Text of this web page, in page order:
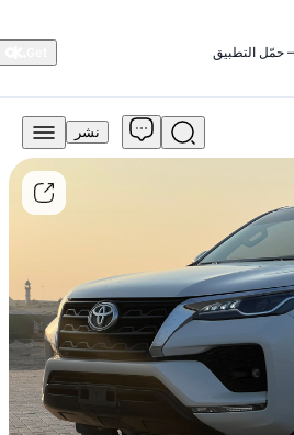
التطبيق
نشر